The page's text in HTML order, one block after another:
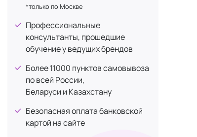
*только по Москве
Профессиональные
консультанты, прошедшие
обучение у ведущих брендов
Более 11000 пунктов самовывоза
по всей России,
Беларуси и Казахстану
Безопасная оплата банковской
картой на сайте